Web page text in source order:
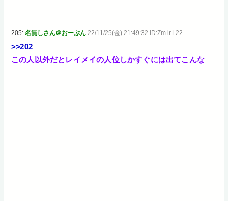
205:名無しさん＠おーぷん 22/11/25(金) 21:49:32 ID:Zm.lr.L22
>>202
この人以外だとレイメイの人位しかすぐには出てこんな